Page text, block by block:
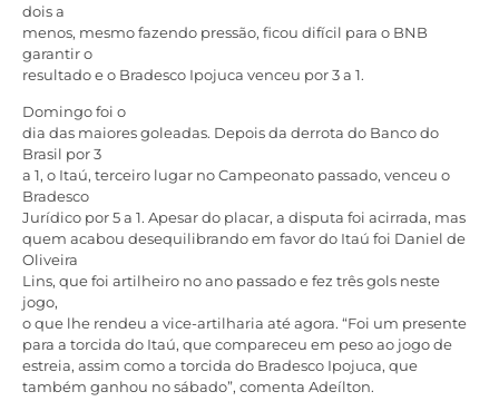
dois a
menos, mesmo fazendo pressão, ficou difícil para o BNB
garantir o
resultado e o Bradesco Ipojuca venceu por 3 a 1.
Domingo foi o
dia das maiores goleadas. Depois da derrota do Banco do
Brasil por 3
a 1, o Itaú, terceiro lugar no Campeonato passado, venceu o
Bradesco
Jurídico por 5 a 1. Apesar do placar, a disputa foi acirrada, mas
quem acabou desequilibrando em favor do Itaú foi Daniel de
Oliveira
Lins, que foi artilheiro no ano passado e fez três gols neste
jogo,
o que lhe rendeu a vice-artilharia até agora. “Foi um presente
para a torcida do Itaú, que compareceu em peso ao jogo de
estreia, assim como a torcida do Bradesco Ipojuca, que
também ganhou no sábado”, comenta Adeílton.